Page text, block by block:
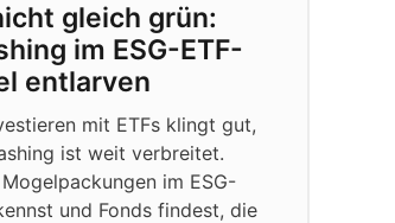
gleich grün:
im ESG-ETF-
entlarven
mit ETFs klingt gut,
ist weit verbreitet.
im ESG-
und Fonds findest, die